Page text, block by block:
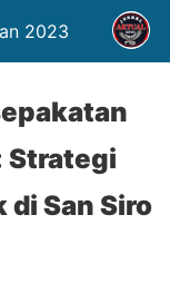
2023
Strategi
di San Siro